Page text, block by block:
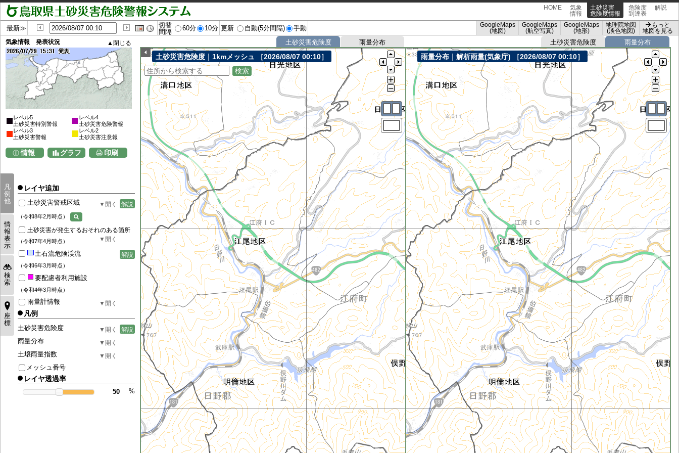
HOME
気象
情報
土砂災害
危険度情報
危険度
到達表
解説
最新≫
切替
間隔
60分 10分 更新 自動(5分間隔) 手動
GoogleMaps
(地図)
GoogleMaps
(航空写真)
GoogleMaps
(地形)
地理院地図
(淡色地図)
もっと
地図を見る
気象情報 発表状況
レベル5
土砂災害特別警報
レベル4
土砂災害危険警報
レベル3
土砂災害警報
レベル2
土砂災害注意報
情報 グラフ 印刷
凡
例
他
情
報
表
示
検
索
座
標
レイヤ追加
土砂災害警戒区域
（令和8年2月時点）
解説
土砂災害が発生するおそれのある箇所
（令和7年4月時点）
土石流危険渓流
（令和6年3月時点）
解説
要配慮者利用施設
（令和4年3月時点）
雨量計情報
凡例
土砂災害危険度 解説
雨量分布
土壌雨量指数
メッシュ番号
レイヤ透過率
%
土砂災害危険度 雨量分布
土砂災害危険度｜1kmメッシュ ［2026/08/07 00:10］
土砂災害危険度 雨量分布
雨量分布｜解析雨量(気象庁) ［2026/08/07 00:10］